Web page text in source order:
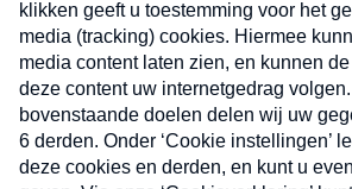
Nieuwsbrief